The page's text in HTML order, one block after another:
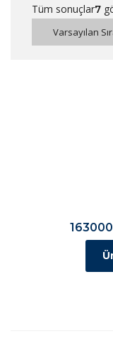
Tüm sonuçlar7
Varsayılan